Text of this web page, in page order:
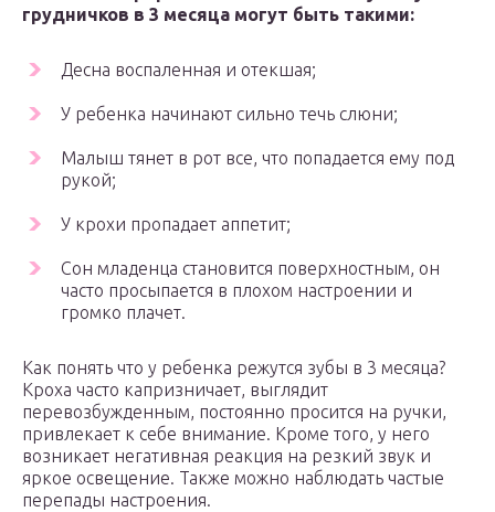
грудничков в 3 месяца могут быть такими:
Десна воспаленная и отекшая;
У ребенка начинают сильно течь слюни;
Малыш тянет в рот все, что попадается ему под
рукой;
У крохи пропадает аппетит;
Сон младенца становится поверхностным, он
часто просыпается в плохом настроении и
громко плачет.
Как понять что у ребенка режутся зубы в 3 месяца?
Кроха часто капризничает, выглядит
перевозбужденным, постоянно просится на ручки,
привлекает к себе внимание. Кроме того, у него
возникает негативная реакция на резкий звук и
яркое освещение. Также можно наблюдать частые
перепады настроения.